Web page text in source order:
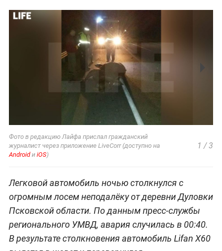
Фото в редакцию Лайфа прислал гражданский
журналист через приложение LiveCorr (доступно на
AndroidиiOS)
1 /3
Легковой автомобиль ночью столкнулся с
огромным лосем неподалёку от деревни Дуловки
Псковской области. По данным пресс-службы
регионального УМВД, авария случилась в 00:40.
В результате столкновения автомобиль Lifan X60